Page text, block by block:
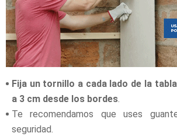
Fija un tornillo a cada lado de la
a 3 cm desde los bordes.
Te recomendamos que uses
seguridad.